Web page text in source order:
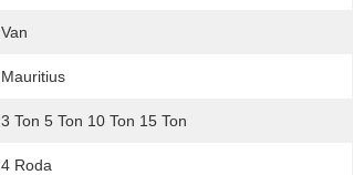
Van
Mauritius
3 Ton 5 Ton 10 Ton 15 Ton
4 Roda